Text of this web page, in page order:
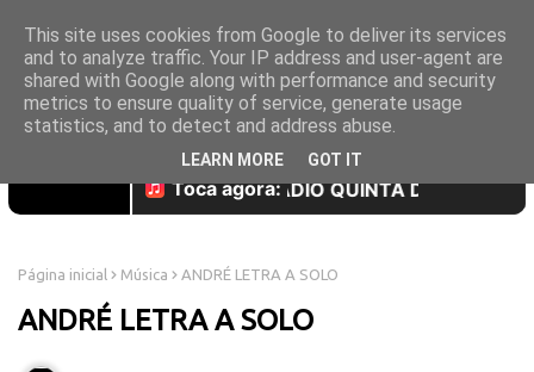
Página inicial Música ANDRÉ LETRA A SOLO
ANDRÉ LETRA A SOLO
This site uses cookies from Google to deliver its services
and to analyze traffic. Your IP address and user-agent are
shared with Google along with performance and security
metrics to ensure quality of service, generate usage
statistics, and to detect and address abuse.
LEARN MORE GOT IT